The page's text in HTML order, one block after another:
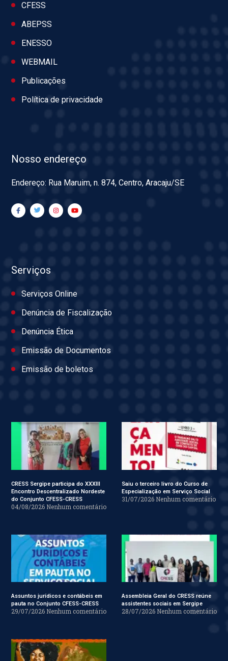
CFESS
ABEPSS
ENESSO
WEBMAIL
Publicações
Política de privacidade
Nosso endereço
Endereço: Rua Maruim, n. 874, Centro, Aracaju/SE
Serviços
Serviços Online
Denúncia de Fiscalização
Denúncia Ética
Emissão de Documentos
Emissão de boletos
CRESS Sergipe participa do XXXIII
Encontro Descentralizado Nordeste
do Conjunto CFESS-CRESS
04/08/2026 Nenhum comentário
Saiu o terceiro livro do Curso de
Especialização em Serviço Social
31/07/2026 Nenhum comentário
Assuntos jurídicos e contábeis em
pauta no Conjunto CFESS-CRESS
29/07/2026 Nenhum comentário
Assembleia Geral do CRESS reúne
assistentes sociais em Sergipe
28/07/2026 Nenhum comentário